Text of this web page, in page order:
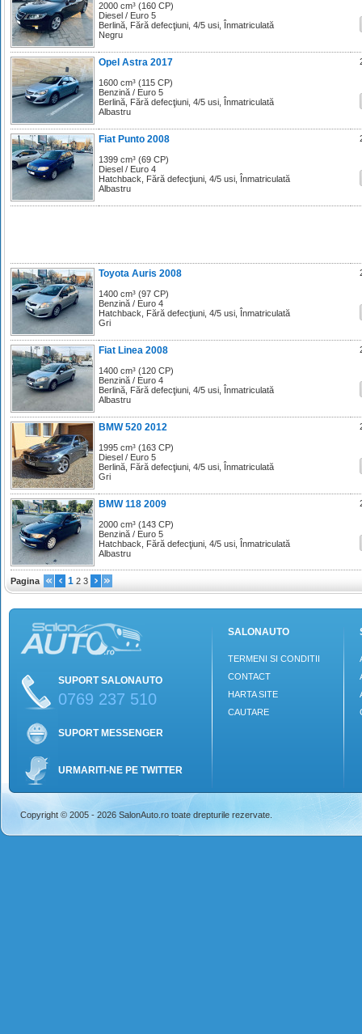
2000 cm³ (160 CP)
Diesel / Euro 5
Berlină, Fără defecţiuni, 4/5 usi, Înmatriculată
Negru
Opel Astra 2017
1600 cm³ (115 CP)
Benzină / Euro 5
Berlină, Fără defecţiuni, 4/5 usi, Înmatriculată
Albastru
Fiat Punto 2008
1399 cm³ (69 CP)
Diesel / Euro 4
Hatchback, Fără defecţiuni, 4/5 usi, Înmatriculată
Albastru
Toyota Auris 2008
1400 cm³ (97 CP)
Benzină / Euro 4
Hatchback, Fără defecţiuni, 4/5 usi, Înmatriculată
Gri
Fiat Linea 2008
1400 cm³ (120 CP)
Benzină / Euro 4
Berlină, Fără defecţiuni, 4/5 usi, Înmatriculată
Albastru
BMW 520 2012
1995 cm³ (163 CP)
Diesel / Euro 5
Berlină, Fără defecţiuni, 4/5 usi, Înmatriculată
Gri
BMW 118 2009
2000 cm³ (143 CP)
Benzină / Euro 5
Hatchback, Fără defecţiuni, 4/5 usi, Înmatriculată
Albastru
Pagina 1 2 3
SUPORT SALONAUTO
0769 237 510
SUPORT MESSENGER
URMARITI-NE PE TWITTER
SALONAUTO
TERMENI SI CONDITII
CONTACT
HARTA SITE
CAUTARE
Copyright © 2005 - 2026 SalonAuto.ro toate drepturile rezervate.